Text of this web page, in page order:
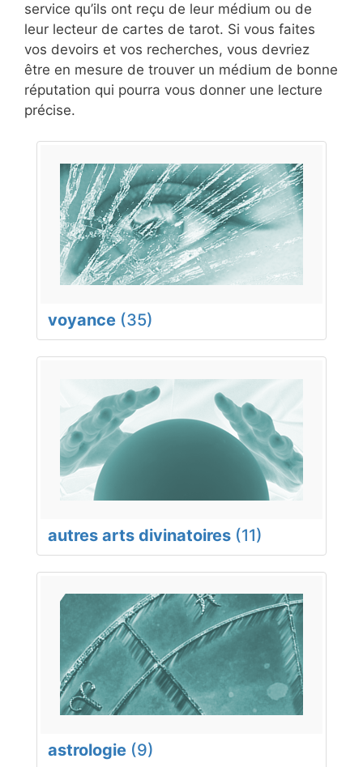
service qu’ils ont reçu de leur médium ou de
leur lecteur de cartes de tarot. Si vous faites
vos devoirs et vos recherches, vous devriez
être en mesure de trouver un médium de bonne
réputation qui pourra vous donner une lecture
précise.
voyance (35)
autres arts divinatoires (11)
astrologie (9)